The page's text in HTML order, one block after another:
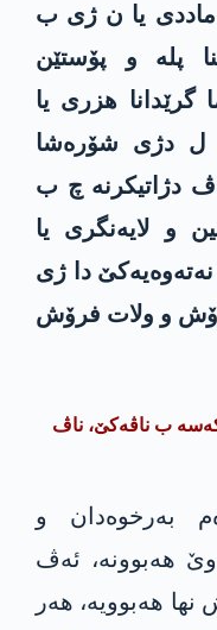
یا ن ژی ب
پلە و پۆستێن
هزری یا
ل دژی شۆرەشا
دژاتیکرنە چ ب
و لایەنگری یا
نەتەوەیەکێ دا ژی
و ولات فرۆش
ب ناڤەکێ، ناڤ
بەرخوەدان و
هەبوونە، ئەڤ
نها هەبوویە، هەر